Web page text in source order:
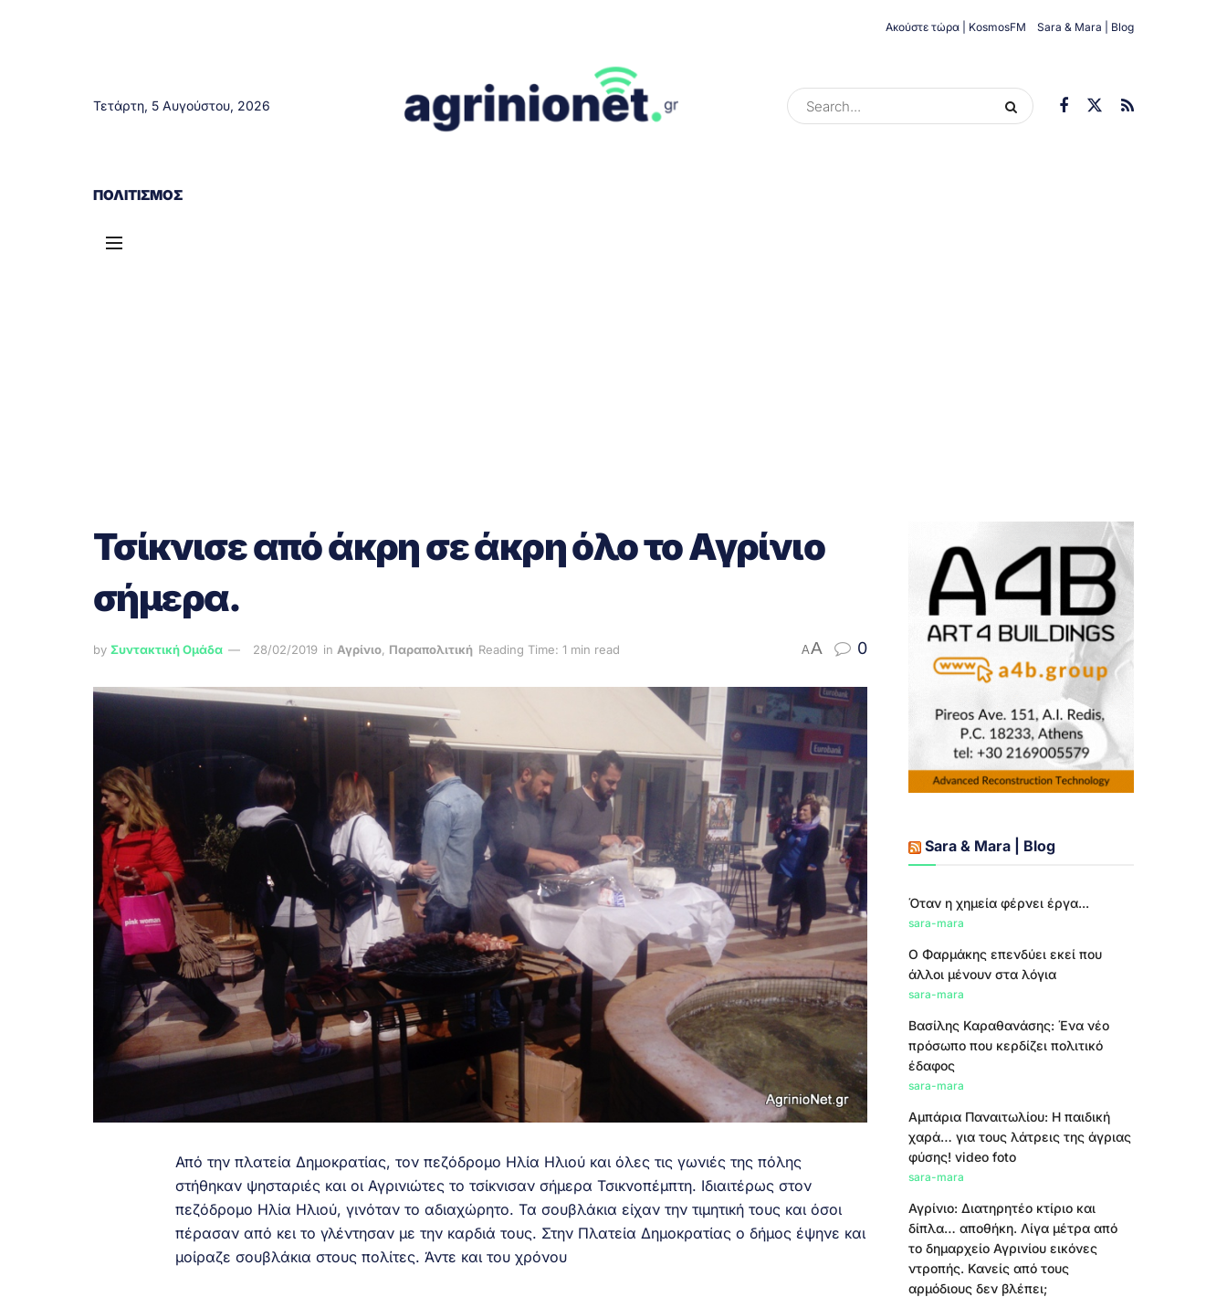
Ακούστε τώρα | KosmosFM Sara & Mara | Blog
Τετάρτη, 5 Αυγούστου, 2026
ΠΟΛΙΤΙΣΜΌΣ
Τσίκνισε από άκρη σε άκρη όλο το Αγρίνιο
σήμερα.
by Συντακτική Ομάδα 28/02/2019 in Αγρίνιο, Παραπολιτική Reading Time: 1 min read AA 0
Από την πλατεία Δημοκρατίας, τον πεζόδρομο Ηλία Ηλιού και όλες τις γωνιές της πόλης
στήθηκαν ψησταριές και οι Αγρινιώτες το τσίκνισαν σήμερα Τσικνοπέμπτη. Ιδιαιτέρως στον
πεζόδρομο Ηλία Ηλιού, γινόταν το αδιαχώρητο. Τα σουβλάκια είχαν την τιμητική τους και όσοι
πέρασαν από κει το γλέντησαν με την καρδιά τους. Στην Πλατεία Δημοκρατίας ο δήμος έψηνε και
μοίραζε σουβλάκια στους πολίτες. Άντε και του χρόνου
Sara & Mara | Blog
Όταν η χημεία φέρνει έργα...
sara-mara
Ο Φαρμάκης επενδύει εκεί που
άλλοι μένουν στα λόγια
sara-mara
Βασίλης Καραθανάσης: Ένα νέο
πρόσωπο που κερδίζει πολιτικό
έδαφος
sara-mara
Αμπάρια Παναιτωλίου: Η παιδική
χαρά… για τους λάτρεις της άγριας
φύσης! video foto
sara-mara
Αγρίνιο: Διατηρητέο κτίριο και
δίπλα… αποθήκη. Λίγα μέτρα από
το δημαρχείο Αγρινίου εικόνες
ντροπής. Κανείς από τους
αρμόδιους δεν βλέπει;